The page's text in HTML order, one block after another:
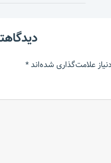
علامت‌گذاری شده‌اند*